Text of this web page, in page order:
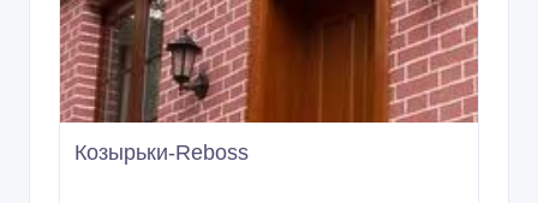
Козырьки-Reboss